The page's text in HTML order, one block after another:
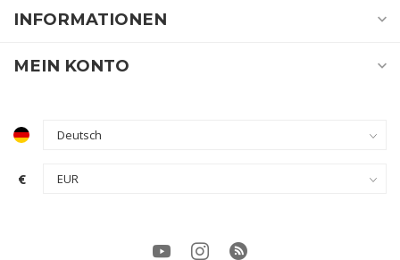
INFORMATIONEN
MEIN KONTO
€